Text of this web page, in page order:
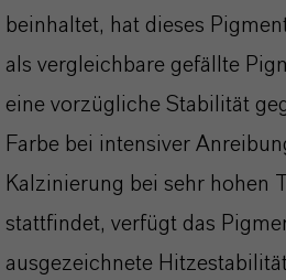
beinhaltet, hat dieses
als vergleichbare gefällte
eine vorzügliche Stabilität
Farbe bei intensiver
Kalzinierung bei sehr hohen
stattfindet, verfügt das
ausgezeichnete